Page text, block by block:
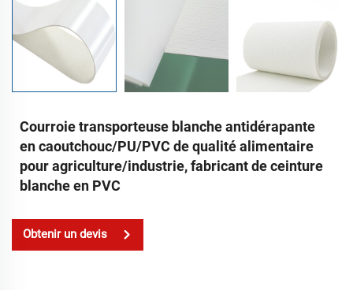
Courroie transporteuse blanche antidérapante
en caoutchouc/PU/PVC de qualité alimentaire
pour agriculture/industrie, fabricant de ceinture
blanche en PVC
Obtenir un devis